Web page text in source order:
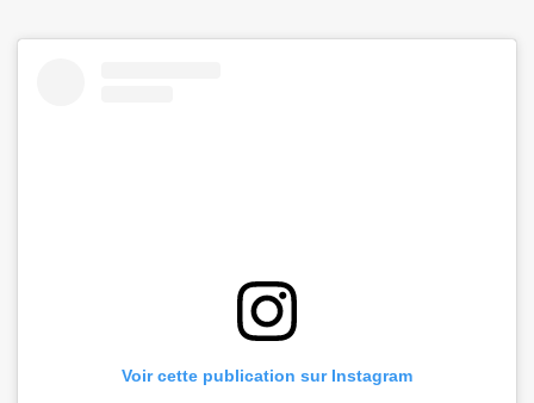
Voir cette publication sur Instagram